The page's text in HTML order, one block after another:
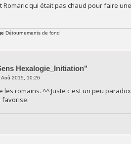
Romaric qui était pas chaud pour faire
Détournements de fond
Hexalogie_Initiation"
Aoû 2015, 10:26
les romains. ^^ Juste c'est un peu
favorise.